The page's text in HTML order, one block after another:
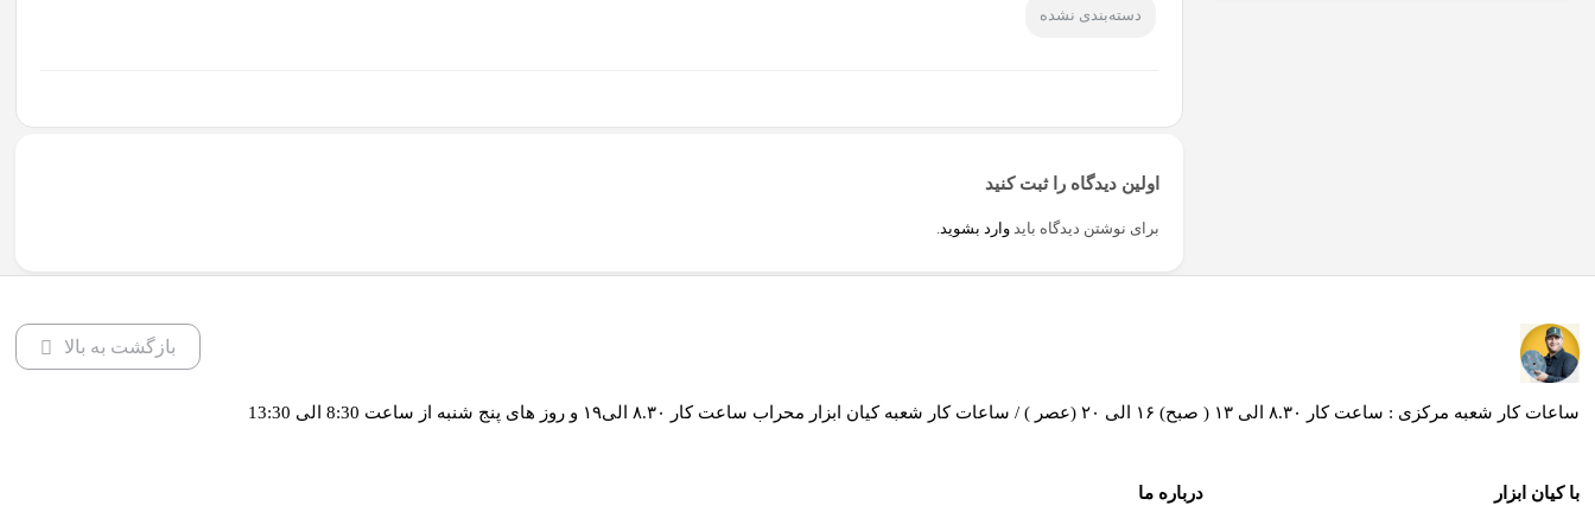
دسته‌بندی نشده
اولین دیدگاه را ثبت کنید
برای نوشتن دیدگاه باید وارد بشوید.
بازگشت به بالا
ساعات کار شعبه مرکزی : ساعت کار ۸.۳۰ الی ۱۳ ( صبح) ۱۶ الی ۲۰ (عصر ) / ساعات کار شعبه کیان ابزار محراب ساعت کار ۸.۳۰ الی۱۹ و روز های پنج شنبه از ساعت 8:30 الی 13:30
با کیان ابزار درباره ما